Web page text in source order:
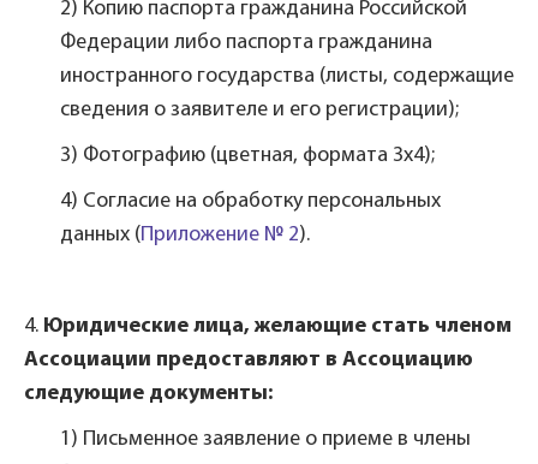
2) Копию паспорта гражданина Российской
Федерации либо паспорта гражданина
иностранного государства (листы, содержащие
сведения о заявителе и его регистрации);
3) Фотографию (цветная, формата 3х4);
4) Согласие на обработку персональных
данных (Приложение № 2).
4. Юридические лица, желающие стать членом
Ассоциации предоставляют в Ассоциацию
следующие документы:
1) Письменное заявление о приеме в члены